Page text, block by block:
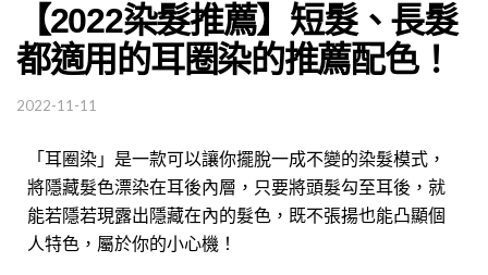
【2022染髮推薦】短髮、長髮
都適用的耳圈染的推薦配色！
2022-11-11
「耳圈染」是一款可以讓你擺脫一成不變的染髮模式，
將隱藏髮色漂染在耳後內層，只要將頭髮勾至耳後，就
能若隱若現露出隱藏在內的髮色，既不張揚也能凸顯個
人特色，屬於你的小心機！